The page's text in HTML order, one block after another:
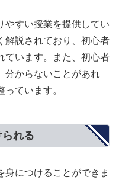
やすい授業を提供してい
解説されており、初心者
ています。また、初心者
分からないことがあれ
ています。
れる
身につけることができま